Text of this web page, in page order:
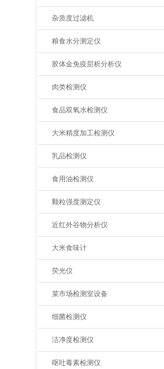
杂质度过滤机
粮食水分测定仪
胶体金免疫层析分析仪
肉类检测仪
食品双氧水检测仪
大米精度加工检测仪
乳品检测仪
食用油检测仪
颗粒强度测定仪
近红外谷物分析仪
大米食味计
荧光仪
菜市场检测室设备
细菌检测仪
洁净度检测仪
呕吐毒素检测仪